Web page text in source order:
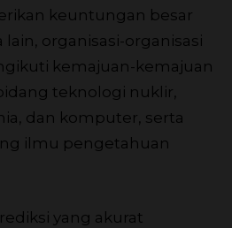
keuntungan besar
lain, organisasi-organisasi
kemajuan-kemajuan
teknologi nuklir,
dan komputer, serta
ilmu pengetahuan
yang akurat